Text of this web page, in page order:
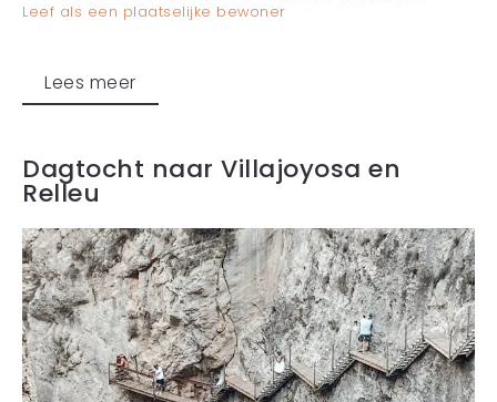
Leef als een plaatselijke bewoner
Lees meer
Dagtocht naar Villajoyosa en
Relleu